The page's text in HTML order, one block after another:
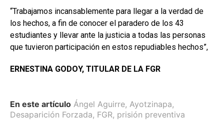
“Trabajamos incansablemente para llegar a la verdad de
los hechos, a fin de conocer el paradero de los 43
estudiantes y llevar ante la justicia a todas las personas
que tuvieron participación en estos repudiables hechos”,
ERNESTINA GODOY, TITULAR DE LA FGR
En este artículo Ángel Aguirre, Ayotzinapa,
Desaparición Forzada, FGR, prisión preventiva